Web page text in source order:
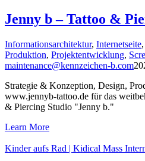
Jenny b – Tattoo &
Informationsarchitektur, Internetseite,
Produktion, Projektentwicklung,
maintenance@kennzeichen-b.com
Strategie & Konzeption, Design,
www.jennyb-tattoo.de für das
& Piercing Studio "Jenny b."
Learn More
Kinder aufs Rad | Kidical Mass